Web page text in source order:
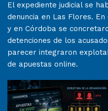
El expediente judicial se
denuncia en Las Flores.
y en Córdoba se
detenciones de los
parecer integraron
de apuestas online.